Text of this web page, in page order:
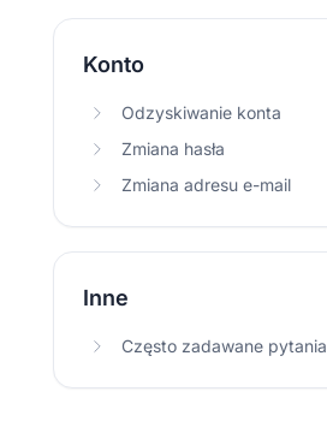
Konto
Odzyskiwanie konta
Zmiana hasła
Zmiana adresu e-mail
Inne
Często zadawane pytania